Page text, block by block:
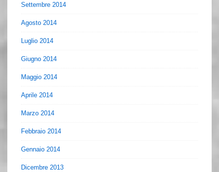
Settembre 2014
Agosto 2014
Luglio 2014
Giugno 2014
Maggio 2014
Aprile 2014
Marzo 2014
Febbraio 2014
Gennaio 2014
Dicembre 2013